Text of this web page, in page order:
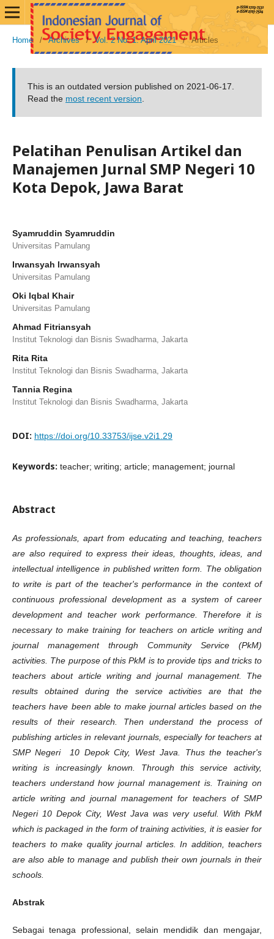
Home / Archives / Vol. 2 No. 1: April 2021 / Articles
This is an outdated version published on 2021-06-17.
Read the most recent version
Pelatihan Penulisan Artikel dan
Manajemen Jurnal SMP Negeri 10
Kota Depok, Jawa Barat
Syamruddin Syamruddin
Universitas Pamulang
Irwansyah Irwansyah
Universitas Pamulang
Oki Iqbal Khair
Universitas Pamulang
Ahmad Fitriansyah
Institut Teknologi dan Bisnis Swadharma, Jakarta
Rita Rita
Institut Teknologi dan Bisnis Swadharma, Jakarta
Tannia Regina
Institut Teknologi dan Bisnis Swadharma, Jakarta
DOI: https://doi.org/10.33753/ijse.v2i1.29
Keywords: teacher; writing; article; management; journal
Abstract
As professionals, apart from educating and teaching, teachers
are also required to express their ideas, thoughts, ideas, and
intellectual intelligence in published written form. The obligation
to write is part of the teacher's performance in the context of
continuous professional development as a system of career
development and teacher work performance. Therefore it is
necessary to make training for teachers on article writing and
journal management through Community Service (PkM)
activities. The purpose of this PkM is to provide tips and tricks to
teachers about article writing and journal management. The
results obtained during the service activities are that the
teachers have been able to make journal articles based on the
results of their research. Then understand the process of
publishing articles in relevant journals, especially for teachers at
SMP Negeri 10 Depok City, West Java. Thus the teacher's
writing is increasingly known. Through this service activity,
teachers understand how journal management is. Training on
article writing and journal management for teachers of SMP
Negeri 10 Depok City, West Java was very useful. With PkM
which is packaged in the form of training activities, it is easier for
teachers to make quality journal articles. In addition, teachers
are also able to manage and publish their own journals in their
schools.
Abstrak
Sebagai tenaga professional, selain mendidik dan mengajar,